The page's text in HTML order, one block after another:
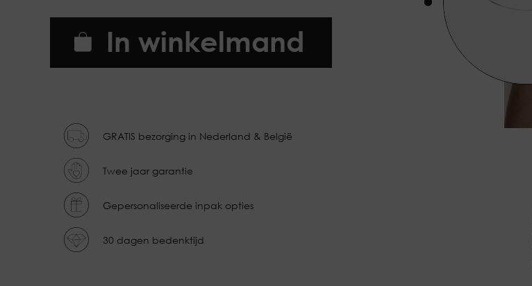
In winkelmand
GRATIS bezorging in Nederland & België
Twee jaar garantie
Gepersonaliseerde inpak opties
30 dagen bedenktijd